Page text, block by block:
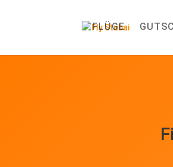
FLÜGE